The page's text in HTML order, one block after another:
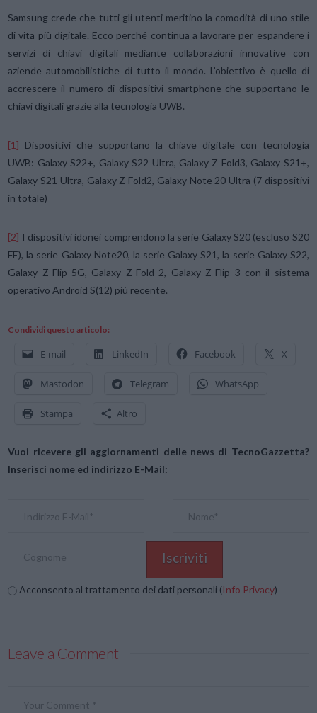
Samsung crede che tutti gli utenti meritino la comodità di uno stile
di vita più digitale. Ecco perché continua a lavorare per espandere i
servizi di chiavi digitali mediante collaborazioni innovative con
aziende automobilistiche di tutto il mondo. L’obiettivo è quello di
accrescere il numero di dispositivi smartphone che supportano le
chiavi digitali grazie alla tecnologia UWB.
[1] Dispositivi che supportano la chiave digitale con tecnologia
UWB: Galaxy S22+, Galaxy S22 Ultra, Galaxy Z Fold3, Galaxy S21+,
Galaxy S21 Ultra, Galaxy Z Fold2, Galaxy Note 20 Ultra (7 dispositivi
in totale)
[2] I dispositivi idonei comprendono la serie Galaxy S20 (escluso S20
FE), la serie Galaxy Note20, la serie Galaxy S21, la serie Galaxy S22,
Galaxy Z-Flip 5G, Galaxy Z-Fold 2, Galaxy Z-Flip 3 con il sistema
operativo Android S(12) più recente.
Condividi questo articolo:
E-mail LinkedIn Facebook X
Mastodon Telegram WhatsApp
Stampa Altro
Vuoi ricevere gli aggiornamenti delle news di TecnoGazzetta?
Inserisci nome ed indirizzo E-Mail:
Acconsento al trattamento dei dati personali (Info Privacy)
Leave a Comment